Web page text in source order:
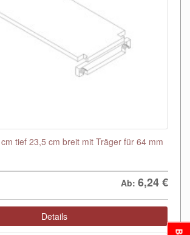
tief 23,5 cm breit mit Träger für 64 mm
Ab: 6,24€
Details